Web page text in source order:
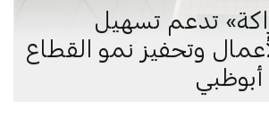
تدعم تسهيل
وتحفيز نمو القطاع